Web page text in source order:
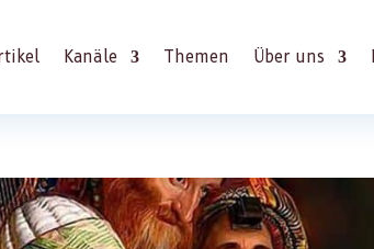
Kanäle Themen Über uns